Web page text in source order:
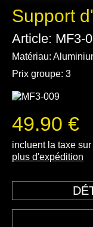
Support
Article: MF3-
Matériau:
Prix groupe: 3
49.90 €
incluent la taxe
plus d'expédition